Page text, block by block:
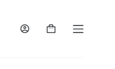
Carro